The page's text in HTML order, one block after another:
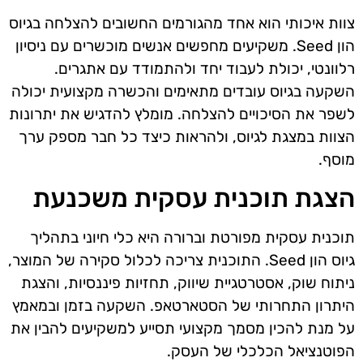
צוות איכותי הוא אחד מהגורמים החשובים להצלחה בגיוס
הון Seed. משקיעים מחפשים אנשים מוכשרים עם ניסיון
רלוונטי, יכולת לעבוד יחד ולהתמודד עם אתגרים.
השקעה בגיוס עובדים מתאימים והכשרה מקצועית יכולה
לשפר את הסיכויים להצלחה. מומלץ להדגיש את יתרונות
הצוות במצגת לגיוס, ולהראות כיצד כל חבר מספק ערך
מוסף.
הצגת תוכנית עסקית משכנעת
תוכנית עסקית מפורטת וברורה היא כלי חיוני בתהליך
גיוס הון Seed. התוכנית צריכה לכלול סקירה של המוצר,
ניתוח שוק, אסטרטגיית שיווק, תחזיות פיננסיות, והצגת
היתרון התחרותי של הסטארטאפ. השקעה בזמן ובמאמץ
על מנת להכין מסמך מקצועי תסייע למשקיעים להבין את
הפוטנציאל הכלכלי של העסק.